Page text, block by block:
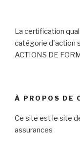
La certification
catégorie d'action
ACTIONS DE
À PROPOS DE
Ce site est le site
assurances